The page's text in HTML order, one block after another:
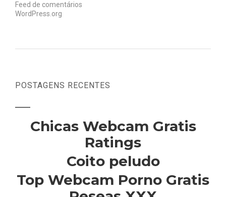
Feed de comentários
WordPress.org
POSTAGENS RECENTES
Chicas Webcam Gratis
Ratings
Coito peludo
Top Webcam Porno Gratis